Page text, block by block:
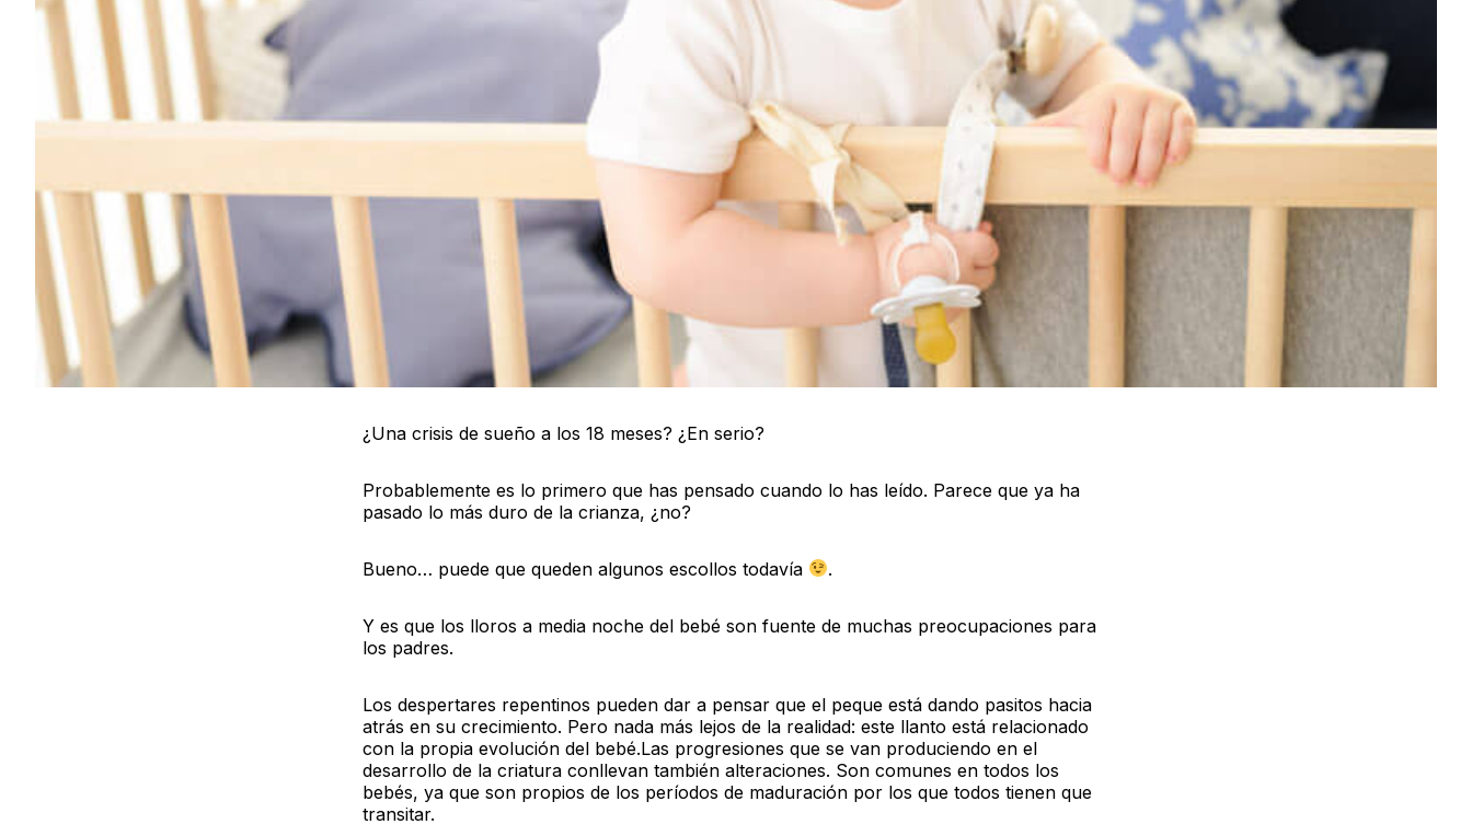
¿Una crisis de sueño a los 18 meses? ¿En serio?
Probablemente es lo primero que has pensado cuando lo has leído. Parece que ya ha
pasado lo más duro de la crianza, ¿no?
Bueno… puede que queden algunos escollos todavía .
Y es que los lloros a media noche del bebé son fuente de muchas preocupaciones para
los padres.
Los despertares repentinos pueden dar a pensar que el peque está dando pasitos hacia
atrás en su crecimiento. Pero nada más lejos de la realidad: este llanto está relacionado
con la propia evolución del bebé.Las progresiones que se van produciendo en el
desarrollo de la criatura conllevan también alteraciones. Son comunes en todos los
bebés, ya que son propios de los períodos de maduración por los que todos tienen que
transitar.